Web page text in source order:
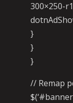
300×250-
}
}
}
// Remap